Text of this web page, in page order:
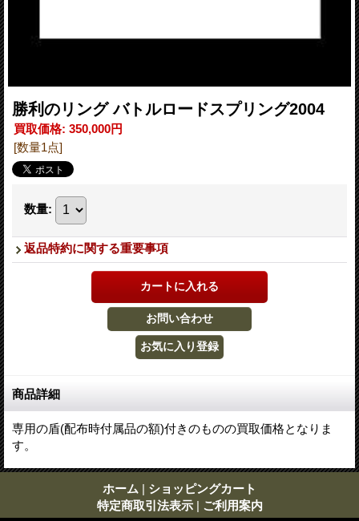
勝利のリング バトルロードスプリング2004
買取価格: 350,000円
[数量1点]
数量:
返品特約に関する重要事項
商品詳細
専用の盾(配布時付属品の額)付きのものの買取価格となりま
す。
ホーム | ショッピングカート
特定商取引法表示 | ご利用案内